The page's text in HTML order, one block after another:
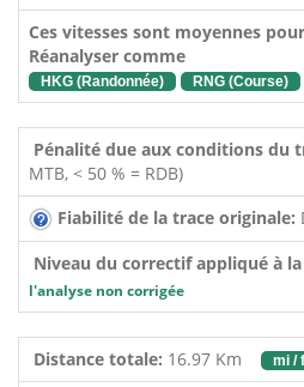
Ces vitesses sont moyennes
Réanalyser comme
HKG (Randonnée) RNG (Course)
Pénalité due aux conditions du
MTB, < 50 % = RDB)
Fiabilité de la trace originale:
Niveau du correctif appliqué à
l'analyse non corrigée
Distance totale: 16.97 Km mi /